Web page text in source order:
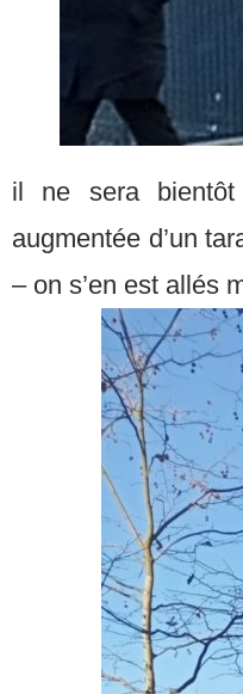
il ne sera
augmentée d’un
– on s’en est allés